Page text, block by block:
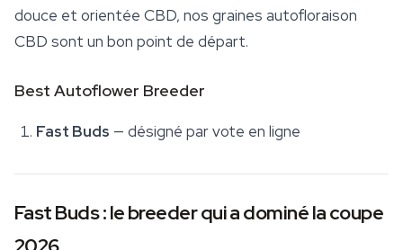
douce et orientée CBD, nos graines autofloraison
CBD sont un bon point de départ.
Best Autoflower Breeder
Fast Buds — désigné par vote en ligne
Fast Buds : le breeder qui a dominé la coupe